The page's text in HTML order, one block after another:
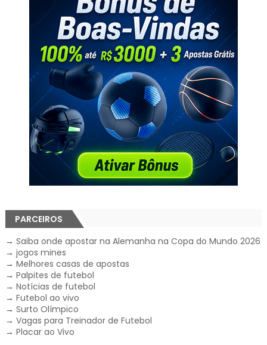
PARCEIROS
→ Saiba onde apostar na Alemanha na Copa do Mundo 2026
→ jogos mines
→ Melhores casas de apostas
→ Palpites de futebol
→ Notícias de futebol
→ Futebol ao vivo
→ Surto Olímpico
→ Vagas para Treinador de Futebol
→ Placar ao Vivo